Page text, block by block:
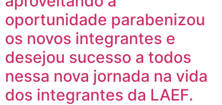
oportunidade parabenizou
os novos integrantes e
desejou sucesso a todos
nessa nova jornada na vida
dos integrantes da LAEF.